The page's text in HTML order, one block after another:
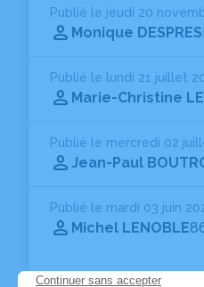
Publié le jeudi 20
Monique DESPRES
Publié le lundi 21 juillet
Marie-Christine
Publié le mercredi 02
Jean-Paul
Publié le mardi 03 juin
Michel LENOBLE